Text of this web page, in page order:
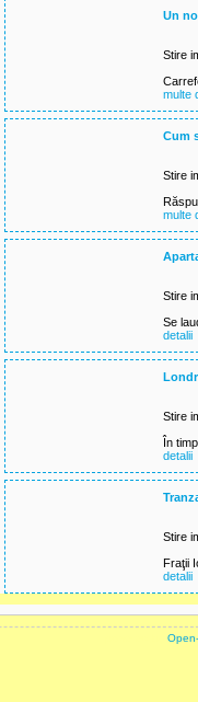
Un
Stire
multe
Cum
Stire
multe
Stire
Se
detalii
Stire
În
detalii
Stire
Fraţii
detalii